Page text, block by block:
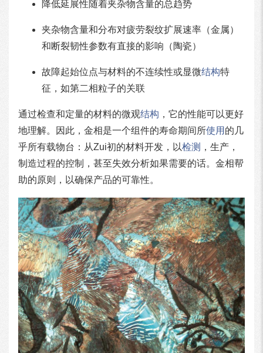
降低延展性随着夹杂物含量的总趋势
夹杂物含量和分布对疲劳裂纹扩展速率（金属）
和断裂韧性参数有直接的影响（陶瓷）
故障起始位点与材料的不连续性或显微结构特
征，如第二相粒子的关联
通过检查和定量的材料的微观结构 ，它的性能可以更好
地理解。因此，金相是一个组件的寿命期间所使用 的几
乎所有载物台：从Zui初的材料开发，以检测 ，生产，
制造过程的控制，甚至失效分析如果需要的话。金相帮
助的原则，以确保产品的可靠性。